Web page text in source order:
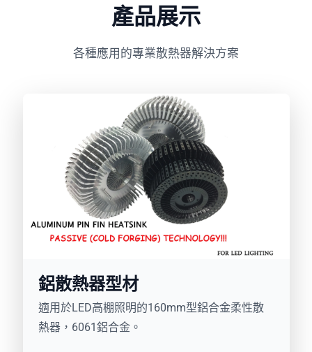
產品展示
各種應用的專業散熱器解決方案
鋁散熱器型材
適用於LED高棚照明的160mm型鋁合金柔性散
熱器，6061鋁合金。